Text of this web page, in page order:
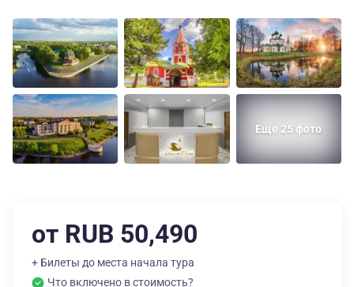
Еще 25 фото
от RUB 50,490
+ Билеты до места начала тура
Что включено в стоимость?